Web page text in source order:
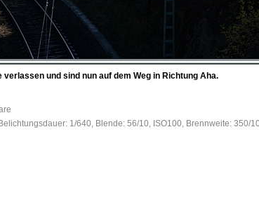
und sind nun auf dem Weg in Richtung Aha.
1/640, Blende: 56/10, ISO100, Brennweite: 350/